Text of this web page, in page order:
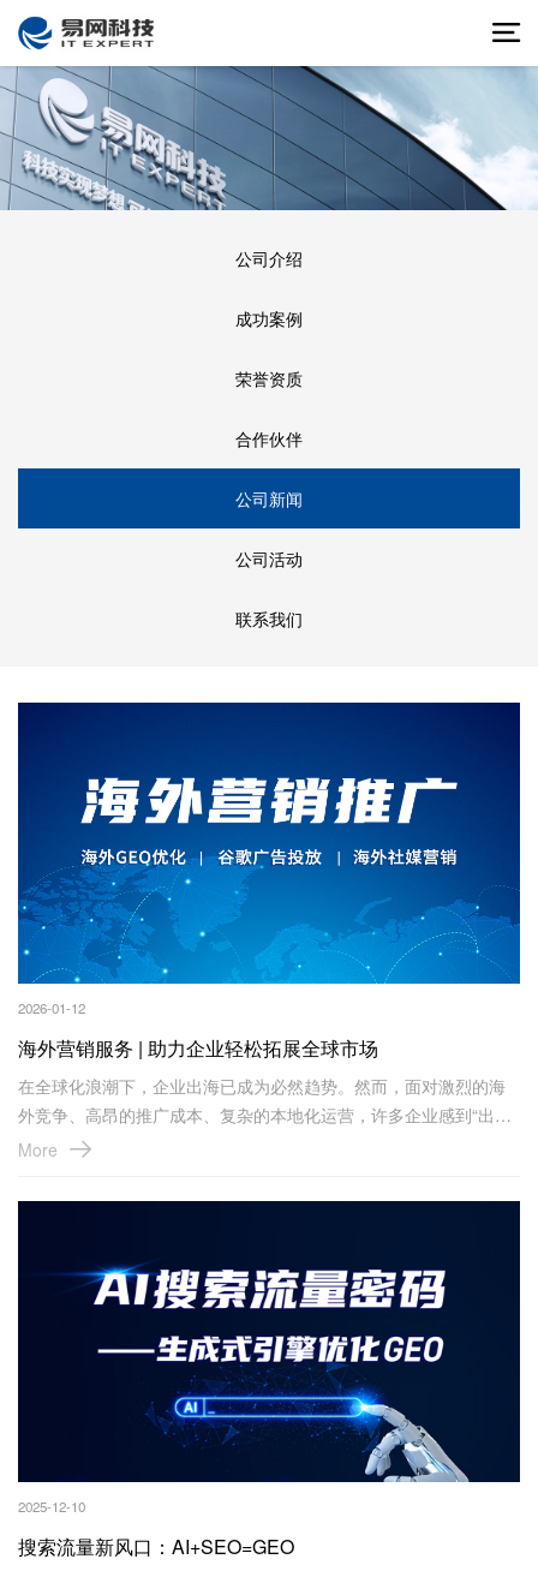
公司介绍
成功案例
荣誉资质
合作伙伴
公司新闻
公司活动
联系我们
2026-01-12
海外营销服务 | 助力企业轻松拓展全球市场
在全球化浪潮下，企业出海已成为必然趋势。然而，面对激烈的海
外竞争、高昂的推广成本、复杂的本地化运营，许多企业感到“出海
难，难于上青天”。
能布局，从精准广告投放到海外社媒矩阵——为企业提供一站式海
More
2025-12-10
搜索流量新风口：AI+SEO=GEO